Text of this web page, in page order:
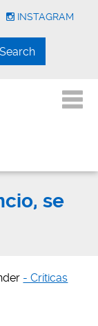
INSTAGRAM
se
- Críticas